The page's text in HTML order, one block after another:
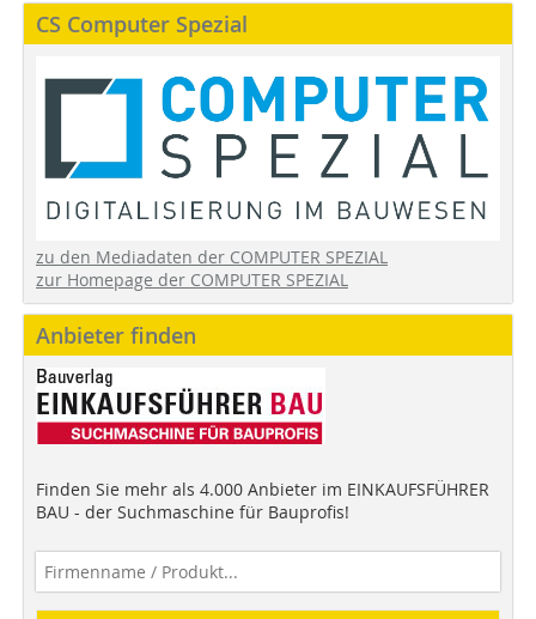
CS Computer Spezial
zu den Mediadaten der COMPUTER SPEZIAL
zur Homepage der COMPUTER SPEZIAL
Anbieter finden
Finden Sie mehr als 4.000 Anbieter im EINKAUFSFÜHRER
BAU - der Suchmaschine für Bauprofis!